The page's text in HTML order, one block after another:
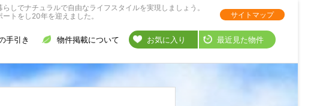
でナチュラルで自由なライフスタイルを実現しましょう。
トをし20年を迎えました。
サイトマップ
手引き 物件掲載について お気に入り 最近見た物件